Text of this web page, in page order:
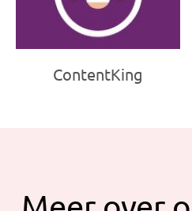
ContentKing